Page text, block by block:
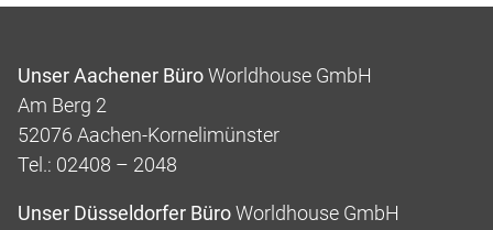
Unser Aachener BüroWorldhouse GmbH
Am Berg 2
52076 Aachen-Kornelimünster
Tel.: 02408 – 2048
Unser Düsseldorfer BüroWorldhouse GmbH